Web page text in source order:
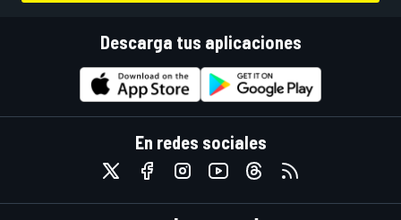
Descarga tus aplicaciones
En redes sociales